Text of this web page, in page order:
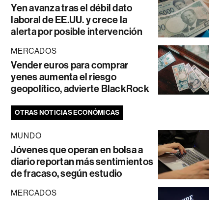
Yen avanza tras el débil dato
laboral de EE.UU. y crece la
alerta por posible intervención
MERCADOS
Vender euros para comprar
yenes aumenta el riesgo
geopolítico, advierte BlackRock
OTRAS NOTICIAS ECONÓMICAS
MUNDO
Jóvenes que operan en bolsa a
diario reportan más sentimientos
de fracaso, según estudio
MERCADOS